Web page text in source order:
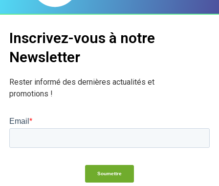
Inscrivez-vous à notre
Newsletter
Rester informé des dernières actualités et
promotions !